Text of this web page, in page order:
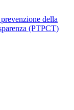
della
(PTPCT)